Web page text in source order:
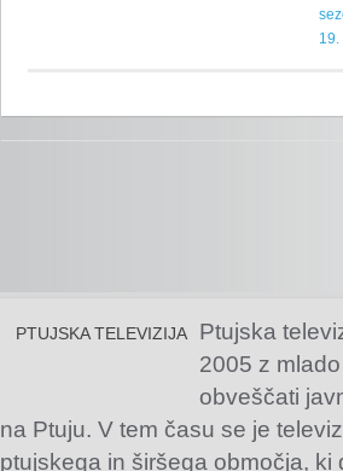
PTUJSKA TELEVIZIJA
Ptujska
2005 z
obveščati
na Ptuju. V tem času se je
ptujskega in širšega območja,